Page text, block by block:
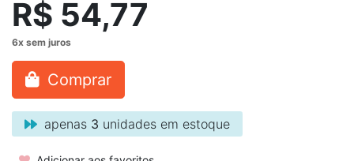
R$ 54,77
Comprar
apenas 3 unidades em estoque